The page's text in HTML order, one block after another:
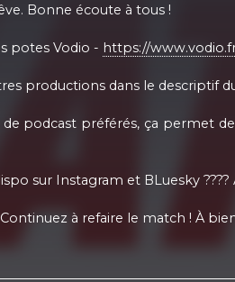
Bonne écoute à tous !
potes Vodio - https://
productions dans le descriptif
podcast préférés, ça permet
sur Instagram et BLuesky ????
à refaire le match ! À